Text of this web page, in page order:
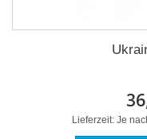
Lieferzeit: Je